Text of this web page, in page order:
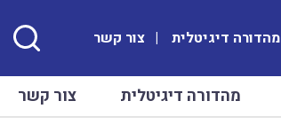
מהדורה דיגיטלית צור קשר
מהדורה דיגיטלית צור קשר